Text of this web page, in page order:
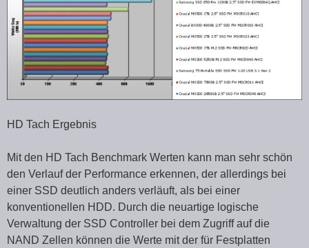
HD Tach Ergebnis
Mit den HD Tach Benchmark Werten kann man sehr schön
den Verlauf der Performance erkennen, der allerdings bei
einer SSD deutlich anders verläuft, als bei einer
konventionellen HDD. Durch die neuartige logische
Verwaltung der SSD Controller bei dem Zugriff auf die
NAND Zellen können die Werte mit der für Festplatten